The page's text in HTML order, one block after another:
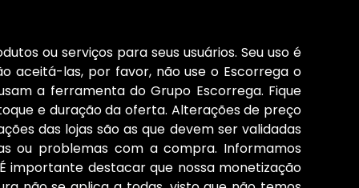
ou serviços para seus usuários. Seu uso é
aceitá-las, por favor, não use o Escorrega o
a ferramenta do Grupo Escorrega. Fique
e duração da oferta. Alterações de preço
das lojas são as que devem ser validadas
ou problemas com a compra. Informamos
importante destacar que nossa monetização